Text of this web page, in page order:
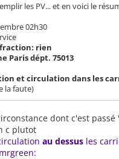
les PV... et en voici le
02h30
rien
Paris dépt. 75013
et circulation dans les
la faute)
dont c'est
c plutot
au dessusles